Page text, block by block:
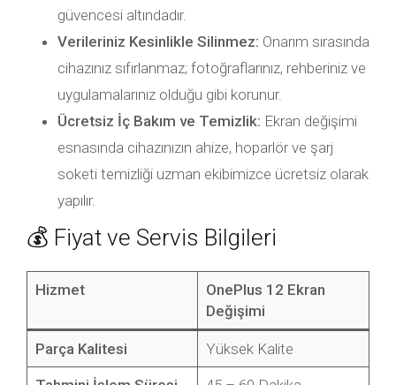
güvencesi altındadır.
Verileriniz Kesinlikle Silinmez: Onarım sırasında
cihazınız sıfırlanmaz; fotoğraflarınız, rehberiniz ve
uygulamalarınız olduğu gibi korunur.
Ücretsiz İç Bakım ve Temizlik: Ekran değişimi
esnasında cihazınızın ahize, hoparlör ve şarj
soketi temizliği uzman ekibimizce ücretsiz olarak
yapılır.
💰 Fiyat ve Servis Bilgileri
Hizmet
OnePlus 12 Ekran
Değişimi
Parça Kalitesi Yüksek Kalite